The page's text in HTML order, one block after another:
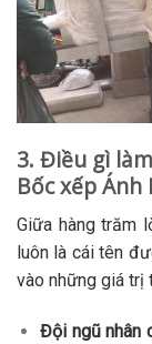
3. Điều gì
Bốc xếp Ánh
Giữa hàng trăm
luôn là cái tên
vào những giá trị
Đội ngũ nhân